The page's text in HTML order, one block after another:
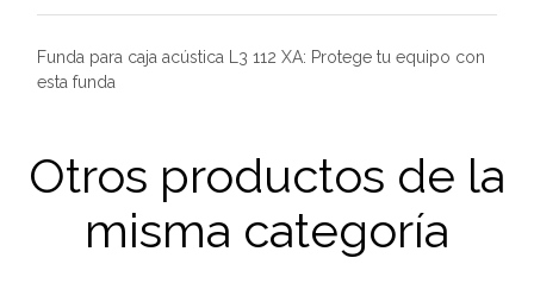
Funda para caja acústica L3 112 XA: Protege tu equipo con
esta funda
Otros productos de la
misma categoría